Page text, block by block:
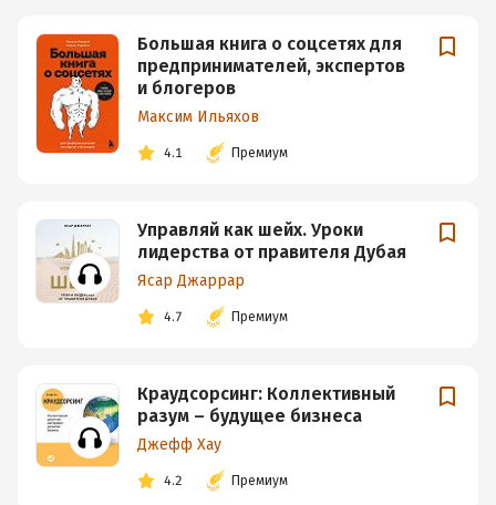
Большая книга о соцсетях для
предпринимателей, экспертов
и блогеров
Максим Ильяхов
4.1 Премиум
Управляй как шейх. Уроки
лидерства от правителя Дубая
Ясар Джаррар
4.7 Премиум
Краудсорсинг: Коллективный
разум – будущее бизнеса
Джефф Хау
4.2 Премиум